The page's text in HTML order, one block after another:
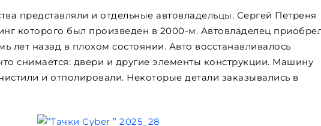
представляли и отдельные автовладельцы. Сергей Петреня
которого был произведен в 2000-м. Автовладелец
лет назад в плохом состоянии. Авто восстанавливалось
снимается: двери и другие элементы конструкции. Машину
и отполировали. Некоторые детали заказывались в